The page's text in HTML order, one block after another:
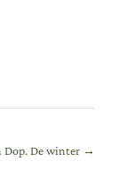
Dop. De winter →